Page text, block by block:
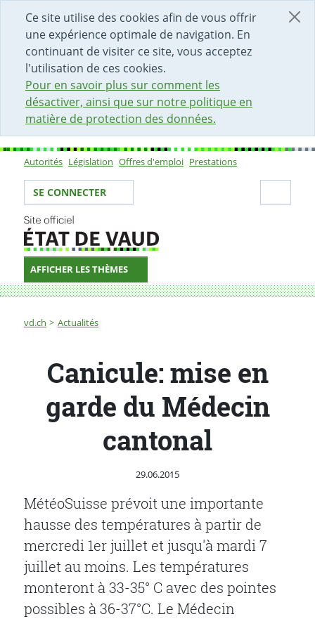
Ce site utilise des cookies afin de vous offrir
une expérience optimale de navigation. En
continuant de visiter ce site, vous acceptez
l'utilisation de ces cookies.
Pour en savoir plus sur comment les
désactiver, ainsi que sur notre politique en
matière de protection des données.
DÉBUT DU CONTENU DE LA PAGE
ACCÈS AU CHAMP DE RECHERCHE
PAGE D'ACCUEIL
FORMULAIRE DE CONTACT
Sous-navigation
Autorités Législation Offres d'emploi Prestations
Votre identité
SE CONNECTER
AFFICHER LES THÈMES
Fil d'Ariane
vd.ch Actualités
Canicule: mise en garde du Médecin cantonal
Canicule: mise en
garde du Médecin
cantonal
Publié le
29.06.2015
MétéoSuisse prévoit une importante
hausse des températures à partir de
mercredi 1er juillet et jusqu'à mardi 7
juillet au moins. Les températures
monteront à 33-35° C avec des pointes
possibles à 36-37°C. Le Médecin